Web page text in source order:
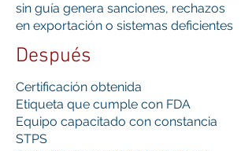
sin guía genera sanciones, rechazos
en exportación o sistemas deficientes
Después
Certificación obtenida
Etiqueta que cumple con FDA
Equipo capacitado con constancia
STPS